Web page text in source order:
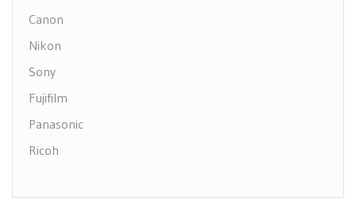
Canon
Nikon
Sony
Fujifilm
Panasonic
Ricoh